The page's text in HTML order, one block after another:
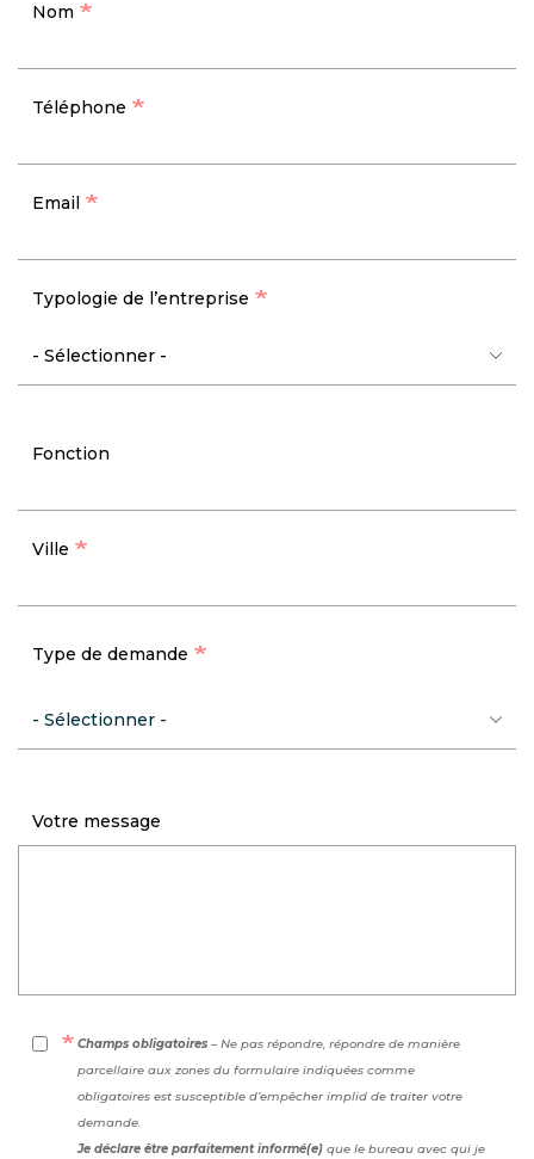
Nom
Téléphone
Email
Typologie de l’entreprise
Fonction
Ville
Type de demande
Votre message
Champs obligatoires – Ne pas répondre, répondre de manière
parcellaire aux zones du formulaire indiquées comme
obligatoires est susceptible d’empêcher implid de traiter votre
demande.
Je déclare être parfaitement informé(e) que le bureau avec qui je